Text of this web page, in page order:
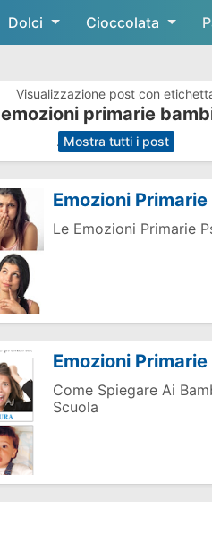
Dolci Cioccolata
Visualizzazione post con
emozioni primarie
. Mostra tutti i post
Emozioni Primarie
Le Emozioni Primarie
Emozioni
Come Spiegare Ai
Scuola